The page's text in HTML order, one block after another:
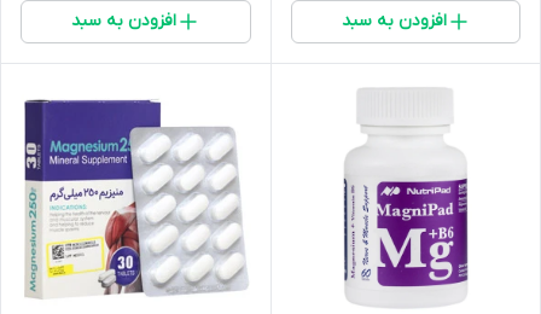
افزودن به سبد افزودن به سبد